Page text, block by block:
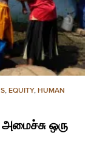
, EQUITY, HUMAN
ஒரு